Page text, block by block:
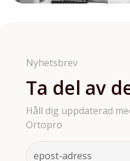
Nyhetsbrev
Ta del av
Håll dig uppdaterad
Ortopro